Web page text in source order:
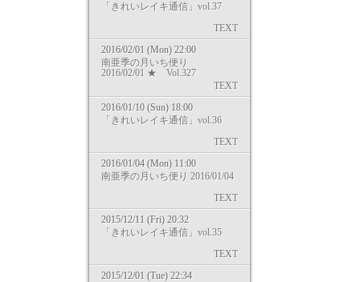
「きれいレイキ通信」vol.37
TEXT
2016/02/01 (Mon) 22:00
南亜季の月いち便り
2016/02/01 ★ Vol.327
TEXT
2016/01/10 (Sun) 18:00
「きれいレイキ通信」vol.36
TEXT
2016/01/04 (Mon) 11:00
南亜季の月いち便り 2016/01/04
TEXT
2015/12/11 (Fri) 20:32
「きれいレイキ通信」vol.35
TEXT
2015/12/01 (Tue) 22:34